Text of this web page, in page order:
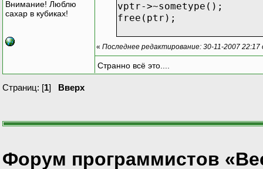
Внимание! Люблю
сахар в кубиках!
vptr->~sometype();
free(ptr);
« Последнее редактирование: 30-11-2007 22:17
Странно всё это....
Страниц: [1] Вверх
Форум программистов